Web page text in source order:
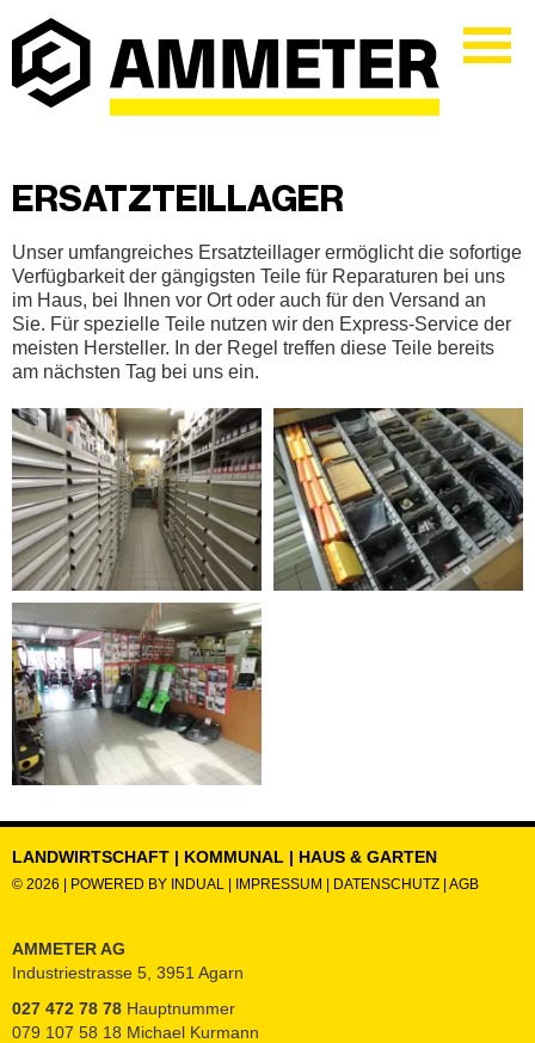
ERSATZTEILLAGER
Unser umfangreiches Ersatzteillager ermöglicht die sofortige
Verfügbarkeit der gängigsten Teile für Reparaturen bei uns
im Haus, bei Ihnen vor Ort oder auch für den Versand an
Sie. Für spezielle Teile nutzen wir den Express-Service der
meisten Hersteller. In der Regel treffen diese Teile bereits
am nächsten Tag bei uns ein.
LANDWIRTSCHAFT | KOMMUNAL | HAUS & GARTEN
© 2026 | POWERED BY INDUAL | IMPRESSUM | DATENSCHUTZ | AGB
AMMETER AG
Industriestrasse 5, 3951 Agarn
027 472 78 78 Hauptnummer
079 107 58 18 Michael Kurmann